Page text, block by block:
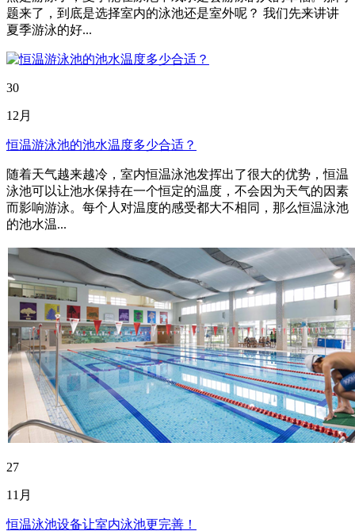
题来了，到底是选择室内的泳池还是室外呢？ 我们先来讲讲
夏季游泳的好...
30
12月
恒温游泳池的池水温度多少合适？
随着天气越来越冷，室内恒温泳池发挥出了很大的优势，恒温
泳池可以让池水保持在一个恒定的温度，不会因为天气的因素
而影响游泳。每个人对温度的感受都大不相同，那么恒温泳池
的池水温...
27
11月
恒温泳池设备让室内泳池更完善！